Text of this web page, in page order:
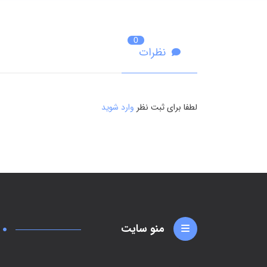
نظرات
0
لطفا برای ثبت نظر وارد شوید
منو سایت